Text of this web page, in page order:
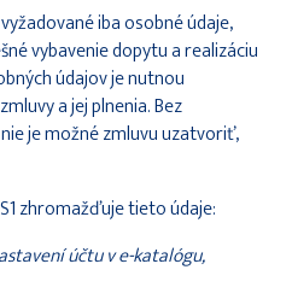
iba osobné údaje,
vybavenie dopytu a realizáciu
údajov je nutnou
a jej plnenia. Bez
je možné zmluvu uzatvoriť,
zhromažďuje tieto údaje:
účtu v e-katalógu,